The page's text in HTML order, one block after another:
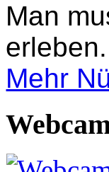
Man
erleben.
Mehr